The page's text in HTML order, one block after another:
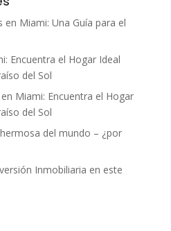
Miami: Una Guía para el
Encuentra el Hogar Ideal
del Sol
Miami: Encuentra el Hogar
del Sol
del mundo – ¿por
Inmobiliaria en este